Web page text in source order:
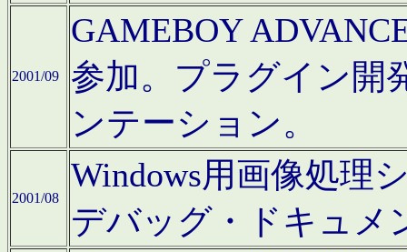
2001/09
GAMEBOY
参加。プラグイン開
ンテーション。
2001/08
Windows用画像処理
デバッグ・ドキュメ